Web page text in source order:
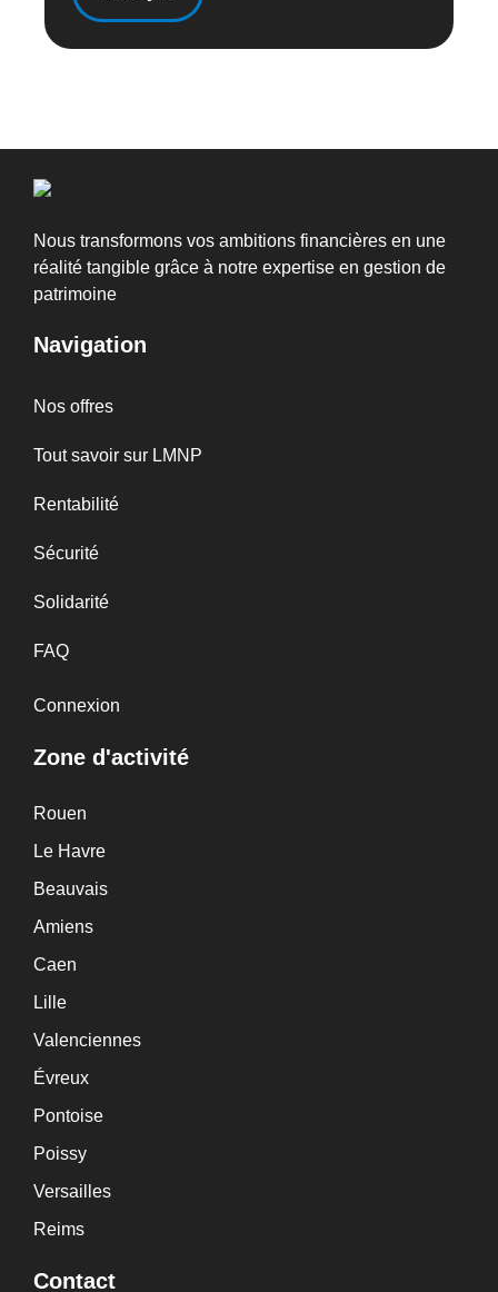
Nous transformons vos ambitions financières en une
réalité tangible grâce à notre expertise en gestion de
patrimoine
Navigation
Nos offres
Tout savoir sur LMNP
Rentabilité
Sécurité
Solidarité
FAQ
Connexion
Zone d'activité
Rouen
Le Havre
Beauvais
Amiens
Caen
Lille
Valenciennes
Évreux
Pontoise
Poissy
Versailles
Reims
Contact